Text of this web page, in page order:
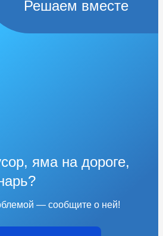
Решаем вместе
яма на дороге,
— сообщите о ней!